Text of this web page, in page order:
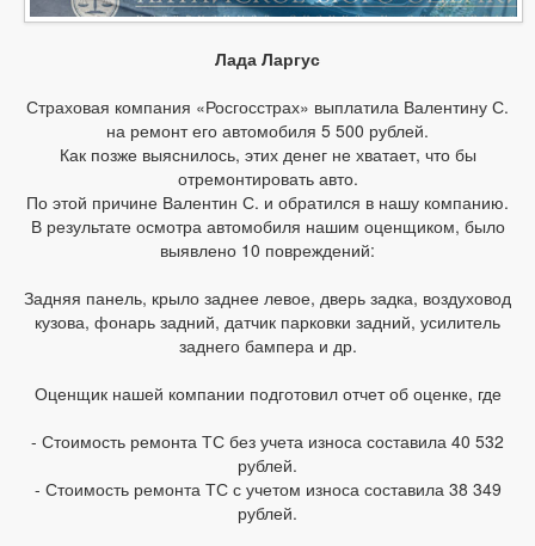
Лада Ларгус
Страховая компания «Росгосстрах» выплатила Валентину С.
на ремонт его автомобиля 5 500 рублей.
Как позже выяснилось, этих денег не хватает, что бы
отремонтировать авто.
По этой причине Валентин С. и обратился в нашу компанию.
В результате осмотра автомобиля нашим оценщиком, было
выявлено 10 повреждений:
Задняя панель, крыло заднее левое, дверь задка, воздуховод
кузова, фонарь задний, датчик парковки задний, усилитель
заднего бампера и др.
Оценщик нашей компании подготовил отчет об оценке, где
- Стоимость ремонта ТС без учета износа составила 40 532
рублей.
- Стоимость ремонта ТС с учетом износа составила 38 349
рублей.